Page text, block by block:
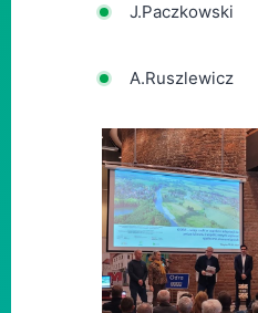
J.Paczkowski
A.Ruszlewicz